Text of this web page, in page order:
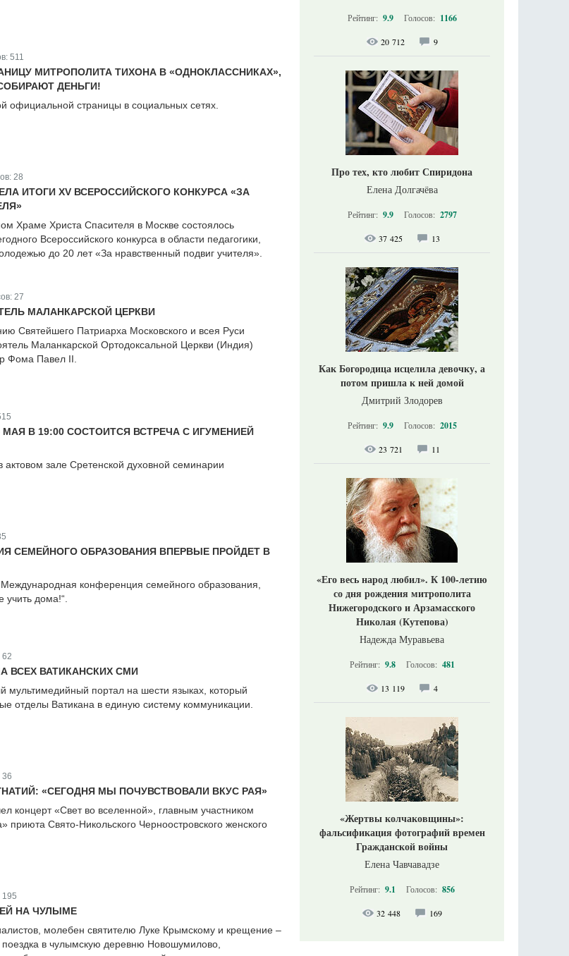
511
МИТРОПОЛИТА ТИХОНА В «ОДНОКЛАССНИКАХ»,
ДЕНЬГИ!
официальной страницы в социальных сетях.
28
ИТОГИ XV ВСЕРОССИЙСКОГО КОНКУРСА «ЗА
Храме Христа Спасителя в Москве состоялось
Всероссийского конкурса в области педагогики,
до 20 лет «За нравственный подвиг учителя».
27
МАЛАНКАРСКОЙ ЦЕРКВИ
Святейшего Патриарха Московского и всея Руси
Маланкарской Ортодоксальной Церкви (Индия)
Фома Павел II.
В 19:00 СОСТОИТСЯ ВСТРЕЧА С ИГУМЕНИЕЙ
актовом зале Сретенской духовной семинарии
СЕМЕЙНОГО ОБРАЗОВАНИЯ ВПЕРВЫЕ ПРОЙДЕТ В
конференция семейного образования,
учить дома!“.
62
ВСЕХ ВАТИКАНСКИХ СМИ
мультимедийный портал на шести языках, который
отделы Ватикана в единую систему коммуникации.
36
«СЕГОДНЯ МЫ ПОЧУВСТВОВАЛИ ВКУС РАЯ»
концерт «Свет во вселенной», главным участником
приюта Свято-Никольского Черноостровского женского
195
НА ЧУЛЫМЕ
молебен святителю Луке Крымскому и крещение –
поездка в чулымскую деревню Новошумилово,
Рейтинг: 9.9 Голосов: 1166
20 712 9
Про тех, кто любит Спиридона
Елена Долгачёва
Рейтинг: 9.9 Голосов: 2797
37 425 13
Как Богородица исцелила девочку, а
потом пришла к ней домой
Дмитрий Злодорев
Рейтинг: 9.9 Голосов: 2015
23 721 11
«Его весь народ любил». К 100-летию
со дня рождения митрополита
Нижегородского и Арзамасского
Николая (Кутепова)
Надежда Муравьева
Рейтинг: 9.8 Голосов: 481
13 119 4
«Жертвы колчаковщины»:
фальсификация фотографий времен
Гражданской войны
Елена Чавчавадзе
Рейтинг: 9.1 Голосов: 856
32 448 169